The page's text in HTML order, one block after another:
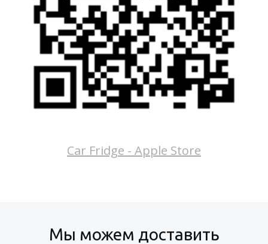
Car Fridge - Apple Store
Мы можем доставить